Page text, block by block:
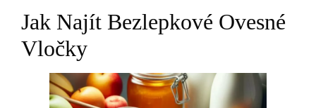
Jak Najít Bezlepkové Ovesné
Vločky